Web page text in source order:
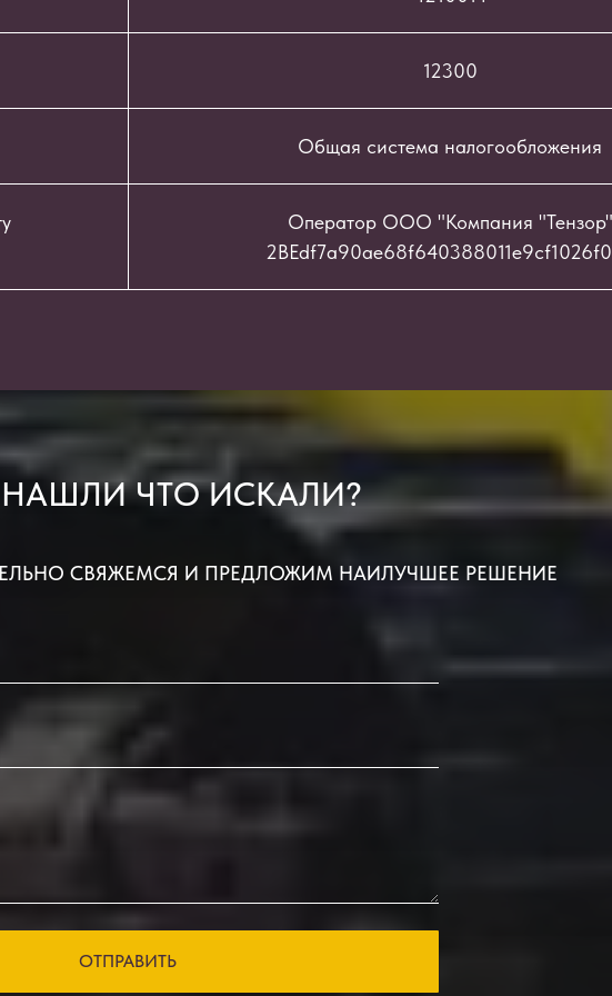
12300
Общая система налогообложения
Оператор ООО "Компания "Тензор"
ЧТО ИСКАЛИ?
СВЯЖЕМСЯ И ПРЕДЛОЖИМ НАИЛУЧШЕЕ РЕШЕНИЕ
ОТПРАВИТЬ